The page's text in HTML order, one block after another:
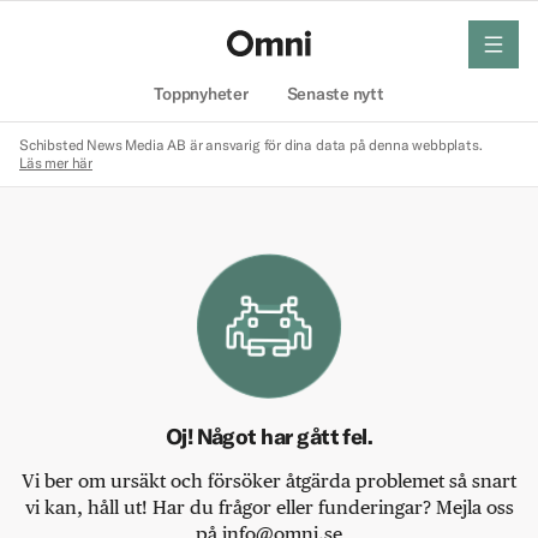
Toppnyheter Senaste nytt
meny
Schibsted News Media AB är ansvarig för dina data på denna webbplats.
Läs mer här
Oj! Något har gått fel.
Vi ber om ursäkt och försöker åtgärda problemet så snart
vi kan, håll ut! Har du frågor eller funderingar? Mejla oss